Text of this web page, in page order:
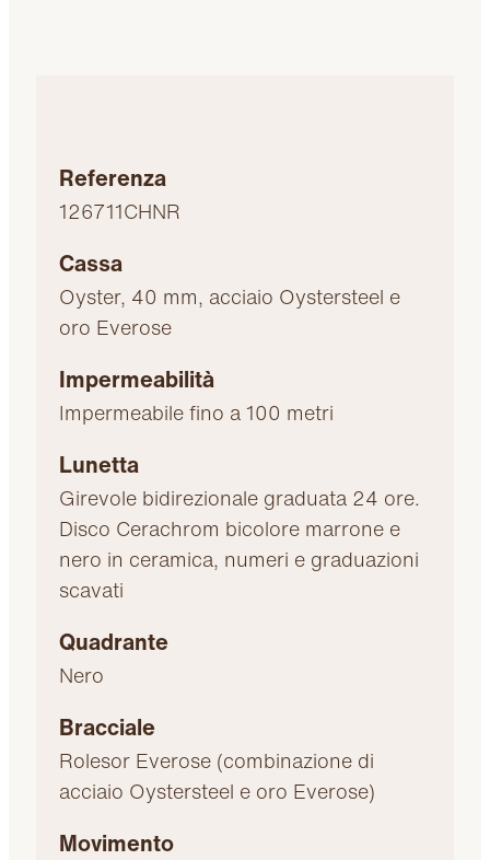
Referenza
126711CHNR
Cassa
Oyster, 40 mm, acciaio Oystersteel e
oro Everose
Impermeabilità
Impermeabile fino a 100 metri
Lunetta
Girevole bidirezionale graduata 24 ore.
Disco Cerachrom bicolore marrone e
nero in ceramica, numeri e graduazioni
scavati
Quadrante
Nero
Bracciale
Rolesor Everose (combinazione di
acciaio Oystersteel e oro Everose)
Movimento